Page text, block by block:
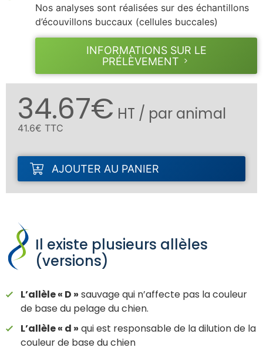
Nos analyses sont réalisées sur des échantillons
d’écouvillons buccaux (cellules buccales)
INFORMATIONS SUR LE
PRÉLÈVEMENT
34.67€ HT / par animal
41.6€ TTC
AJOUTER AU PANIER
Il existe plusieurs allèles
(versions)
L’allèle « D » sauvage qui n’affecte pas la couleur
de base du pelage du chien.
L’allèle « d » qui est responsable de la dilution de la
couleur de base du chien